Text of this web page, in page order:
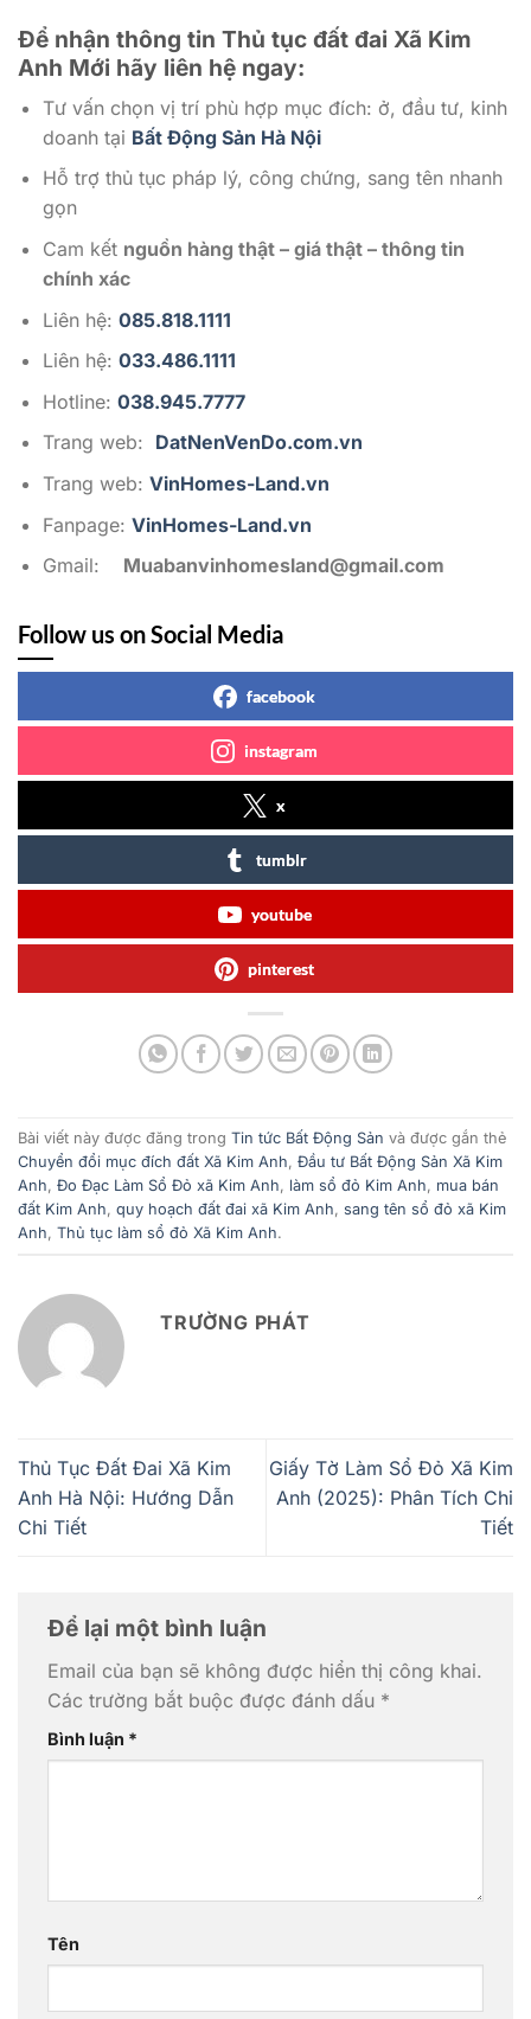
Để nhận thông tin Thủ tục đất đai Xã Kim
Anh Mới hãy liên hệ ngay:
Tư vấn chọn vị trí phù hợp mục đích: ở, đầu tư, kinh
doanh tại Bất Động Sản Hà Nội
Hỗ trợ thủ tục pháp lý, công chứng, sang tên nhanh
gọn
Cam kết nguồn hàng thật – giá thật – thông tin
chính xác
Liên hệ: 085.818.1111
Liên hệ: 033.486.1111
Hotline: 038.945.7777
Trang web: DatNenVenDo.com.vn
Trang web: VinHomes-Land.vn
Fanpage: VinHomes-Land.vn
Gmail: Muabanvinhomesland@gmail.com
Follow us on Social Media
facebook
instagram
x
tumblr
youtube
pinterest
Bài viết này được đăng trong Tin tức Bất Động Sản và được gắn thẻ
Chuyển đổi mục đích đất Xã Kim Anh, Đầu tư Bất Động Sản Xã Kim
Anh, Đo Đạc Làm Sổ Đỏ xã Kim Anh, làm sổ đỏ Kim Anh, mua bán
đất Kim Anh, quy hoạch đất đai xã Kim Anh, sang tên sổ đỏ xã Kim
Anh, Thủ tục làm sổ đỏ Xã Kim Anh.
TRƯỜNG PHÁT
Thủ Tục Đất Đai Xã Kim
Anh Hà Nội: Hướng Dẫn
Chi Tiết
Giấy Tờ Làm Sổ Đỏ Xã Kim
Anh (2025): Phân Tích Chi
Tiết
Để lại một bình luận
Email của bạn sẽ không được hiển thị công khai.
Các trường bắt buộc được đánh dấu *
Bình luận *
Tên